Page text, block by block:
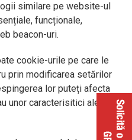
similare pe website-ul
funcționale,
beacon-uri.
cookie-urile pe care le
prin modificarea setărilor
lor puteți afecta
unor caracterisitici ale